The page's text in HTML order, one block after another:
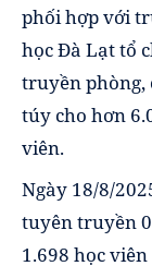
phối hợp với
học Đà Lạt tổ
truyền phòng,
túy cho hơn
viên.
Ngày 18/8/
tuyên truyền
1.698 học